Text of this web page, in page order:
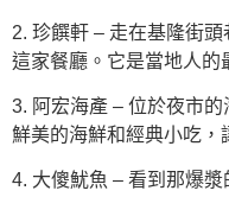
2. 珍饌軒 – 走在基隆街
這家餐廳。它是當地人的
3. 阿宏海產 – 位於夜市的
鮮美的海鮮和經典小吃，
4. 大傻魷魚 – 看到那爆